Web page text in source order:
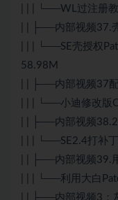
| | | └──WL过注册
| | ├──内部视频37.
| | | └──SE壳授权
58.98M
| | ├──内部视频37
| | | └──小迪修改版
| | ├──内部视频
| | | └──SE2.4打补
| | ├──内部视频39.
| | | └──利用大白
| | ├──内部视频3：